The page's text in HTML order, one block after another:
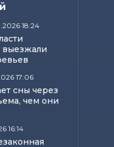
18:24
выезжали
17:06
сны через
чем они
16:14